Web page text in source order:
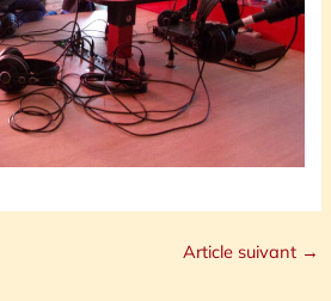
Article suivant →